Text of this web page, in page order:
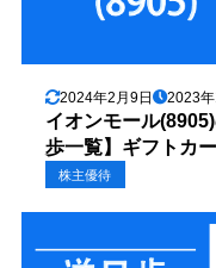
2024年2月9日 2023
イオンモール
歩一覧】ギフトカ
株主優待